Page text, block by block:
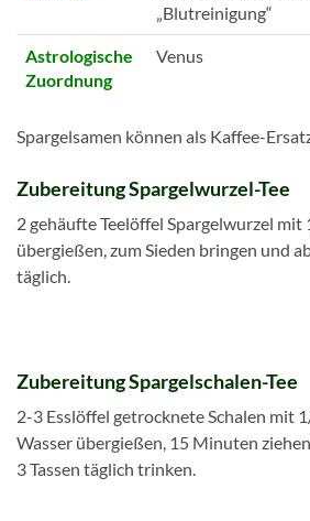
„Blutreinigung“
Astrologische
Zuordnung
Venus
Spargelsamen können als Kaffee-
Zubereitung Spargelwurzel-Tee
2 gehäufte Teelöffel Spargelwurzel mit
übergießen, zum Sieden bringen und
täglich.
Zubereitung Spargelschalen-Tee
2-3 Esslöffel getrocknete Schalen mit
Wasser übergießen, 15 Minuten
3 Tassen täglich trinken.